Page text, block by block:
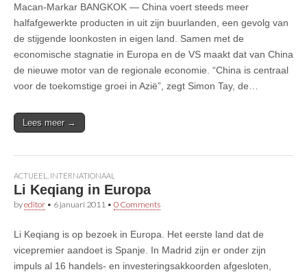
Macan-Markar BANGKOK — China voert steeds meer
halfafgewerkte producten in uit zijn buurlanden, een gevolg van
de stijgende loonkosten in eigen land. Samen met de
economische stagnatie in Europa en de VS maakt dat van China
de nieuwe motor van de regionale economie. “China is centraal
voor de toekomstige groei in Azië”, zegt Simon Tay, de…
Lees meer →
ACTUEEL INTERNATIONAAL
Li Keqiang in Europa
byeditor • 6 januari 2011 • 0 Comments
Li Keqiang is op bezoek in Europa. Het eerste land dat de
vicepremier aandoet is Spanje. In Madrid zijn er onder zijn
impuls al 16 handels- en investeringsakkoorden afgesloten,